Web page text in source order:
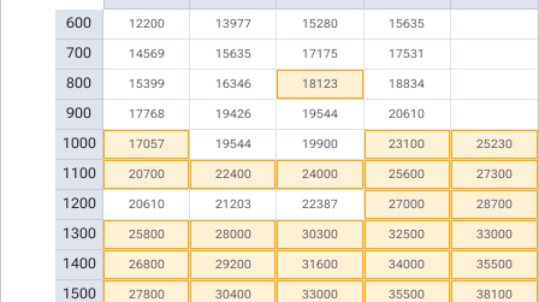
600
700
800
900
1000
1100
1200
1300
1400
1500
12200 13977 15280 15635
14569 15635 17175 17531
15399 16346 18123 18834
17768 19426 19544 20610
17057 19544 19900 23100 25230
20700 22400 24000 25600 27300
20610 21203 22387 27000 28700
25800 28000 30300 32500 33000
26800 29200 31600 34000 35500
27800 30400 33000 35500 38100